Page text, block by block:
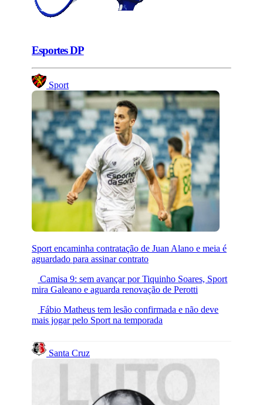
Esportes DP
Sport
Sport encaminha contratação de Juan Alano e meia é
aguardado para assinar contrato
Camisa 9: sem avançar por Tiquinho Soares, Sport
mira Galeano e aguarda renovação de Perotti
Fábio Matheus tem lesão confirmada e não deve
mais jogar pelo Sport na temporada
Santa Cruz